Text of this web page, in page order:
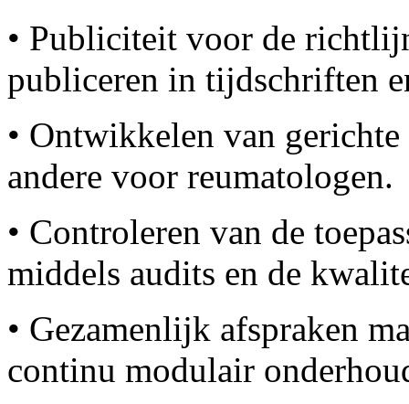
• Publiciteit voor de
publiceren in tijdschriften
• Ontwikkelen van
andere voor reumatologen.
• Controleren van de
middels audits en de
• Gezamenlijk afspraken
continu modulair